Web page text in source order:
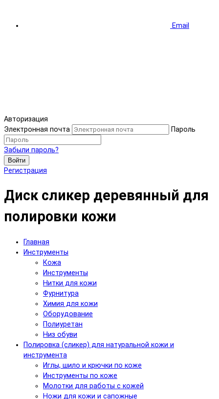
Email
Авторизация
Электронная почта
Пароль
Забыли пароль?
Войти
Регистрация
Диск сликер деревянный для
полировки кожи
Главная
Инструменты
Кожа
Инструменты
Нитки для кожи
Фурнитура
Химия для кожи
Оборудование
Полиуретан
Низ обуви
Полировка (сликер) для натуральной кожи и
инструмента
Иглы, шило и крючки по коже
Инструменты по коже
Молотки для работы с кожей
Ножи для кожи и сапожные